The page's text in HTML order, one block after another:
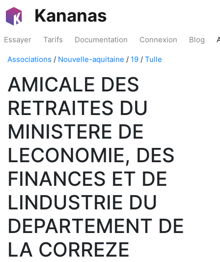
Kananas
Essayer Tarifs Documentation Connexion Blog
Associations / Nouvelle-aquitaine / 19 / Tulle
AMICALE DES
RETRAITES DU
MINISTERE DE
LECONOMIE, DES
FINANCES ET DE
LINDUSTRIE DU
DEPARTEMENT DE
LA CORREZE